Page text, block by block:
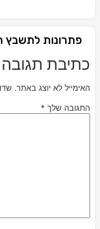
פתרונות לתשבץ
כתיבת תגובה
האימייל לא יוצג באתר.
התגובה שלך *